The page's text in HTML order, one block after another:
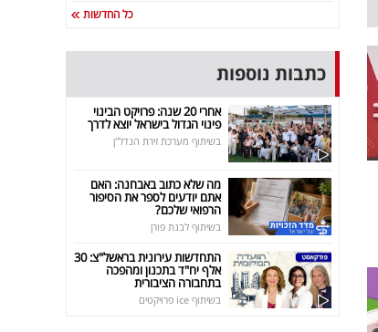
כל החדשות
כתבות נוספות
אחרי 20 שנה: פרויקט הבינוי
פינוי הגדול בישראל יוצא לדרך
בשיתוף מערכת זירת הנדל"ן
מה שלא כתוב באבחנה: האם
אתם יודעים לספר את הסיפור
הרפואי שלכם?
בשיתוף לבנת פורן
התחדשות עירונית בראשל"צ: 30
אלף יח"ד בתכנון ומהפכה
בתחבורה הציבורית
בשיתוף ice פרויקטים